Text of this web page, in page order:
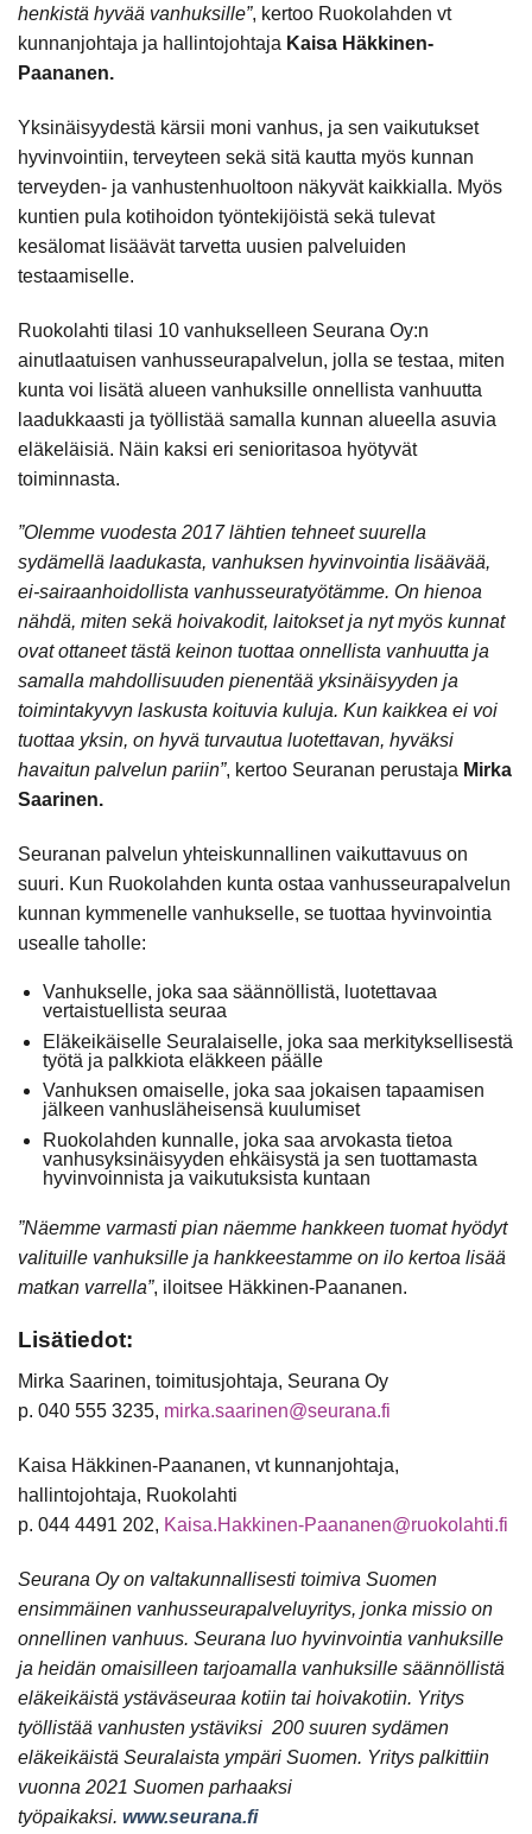
henkistä hyvää vanhuksille”, kertoo Ruokolahden vt
kunnanjohtaja ja hallintojohtaja Kaisa Häkkinen-
Paananen.
Yksinäisyydestä kärsii moni vanhus, ja sen vaikutukset
hyvinvointiin, terveyteen sekä sitä kautta myös kunnan
terveyden- ja vanhustenhuoltoon näkyvät kaikkialla. Myös
kuntien pula kotihoidon työntekijöistä sekä tulevat
kesälomat lisäävät tarvetta uusien palveluiden
testaamiselle.
Ruokolahti tilasi 10 vanhukselleen Seurana Oy:n
ainutlaatuisen vanhusseurapalvelun, jolla se testaa, miten
kunta voi lisätä alueen vanhuksille onnellista vanhuutta
laadukkaasti ja työllistää samalla kunnan alueella asuvia
eläkeläisiä. Näin kaksi eri senioritasoa hyötyvät
toiminnasta.
”Olemme vuodesta 2017 lähtien tehneet suurella
sydämellä laadukasta, vanhuksen hyvinvointia lisäävää,
ei-sairaanhoidollista vanhusseuratyötämme. On hienoa
nähdä, miten sekä hoivakodit, laitokset ja nyt myös kunnat
ovat ottaneet tästä keinon tuottaa onnellista vanhuutta ja
samalla mahdollisuuden pienentää yksinäisyyden ja
toimintakyvyn laskusta koituvia kuluja. Kun kaikkea ei voi
tuottaa yksin, on hyvä turvautua luotettavan, hyväksi
havaitun palvelun pariin”, kertoo Seuranan perustaja Mirka
Saarinen.
Seuranan palvelun yhteiskunnallinen vaikuttavuus on
suuri. Kun Ruokolahden kunta ostaa vanhusseurapalvelun
kunnan kymmenelle vanhukselle, se tuottaa hyvinvointia
usealle taholle:
Vanhukselle, joka saa säännöllistä, luotettavaa
vertaistuellista seuraa
Eläkeikäiselle Seuralaiselle, joka saa merkityksellisestä
työtä ja palkkiota eläkkeen päälle
Vanhuksen omaiselle, joka saa jokaisen tapaamisen
jälkeen vanhusläheisensä kuulumiset
Ruokolahden kunnalle, joka saa arvokasta tietoa
vanhusyksinäisyyden ehkäisystä ja sen tuottamasta
hyvinvoinnista ja vaikutuksista kuntaan
”Näemme varmasti pian näemme hankkeen tuomat hyödyt
valituille vanhuksille ja hankkeestamme on ilo kertoa lisää
matkan varrella”, iloitsee Häkkinen-Paananen.
Lisätiedot:
Mirka Saarinen, toimitusjohtaja, Seurana Oy
p. 040 555 3235, mirka.saarinen@seurana.fi
Kaisa Häkkinen-Paananen, vt kunnanjohtaja,
hallintojohtaja, Ruokolahti
p. 044 4491 202, Kaisa.Hakkinen-Paananen@ruokolahti.fi
Seurana Oy on valtakunnallisesti toimiva Suomen
ensimmäinen vanhusseurapalveluyritys, jonka missio on
onnellinen vanhuus. Seurana luo hyvinvointia vanhuksille
ja heidän omaisilleen tarjoamalla vanhuksille säännöllistä
eläkeikäistä ystäväseuraa kotiin tai hoivakotiin. Yritys
työllistää vanhusten ystäviksi 200 suuren sydämen
eläkeikäistä Seuralaista ympäri Suomen. Yritys palkittiin
vuonna 2021 Suomen parhaaksi
työpaikaksi. www.seurana.fi